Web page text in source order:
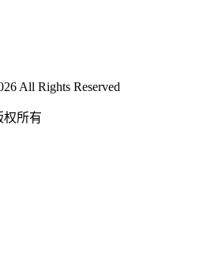
All Rights Reserved
权所有